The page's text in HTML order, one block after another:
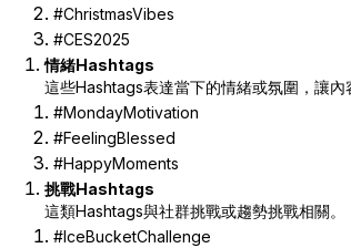
#ChristmasVibes
#CES2025
情緒Hashtags
這些Hashtags表達當下的情緒或氛圍，讓內
#MondayMotivation
#FeelingBlessed
#HappyMoments
挑戰Hashtags
這類Hashtags與社群挑戰或趨勢挑戰相關。
#IceBucketChallenge